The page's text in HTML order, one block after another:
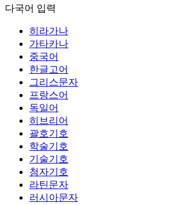
다국어 입력
히라가나
가타카나
중국어
한글고어
그리스문자
프랑스어
독일어
히브리어
괄호기호
학술기호
기술기호
첨자기호
라틴문자
러시아문자